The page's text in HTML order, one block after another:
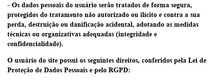
- Os dados pessoais do usuário serão tratados de forma segura,
protegidos do tratamento não autorizado ou ilícito e contra a sua
perda, destruição ou danificação acidental, adotando as medidas
técnicas ou organizativas adequadas (integridade e
confidencialidade).
O usuário do site possui os seguintes direitos, conferidos pela Lei de
Proteção de Dados Pessoais e pelo RGPD: